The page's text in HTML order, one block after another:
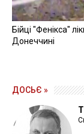
Бійці "Фенікса"
Донеччині
ДОСЬЄ »